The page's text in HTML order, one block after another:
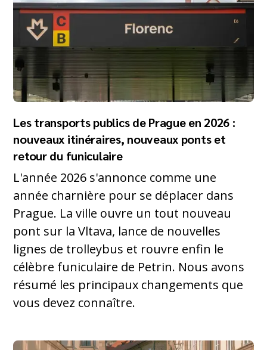
Les transports publics de Prague en 2026 :
nouveaux itinéraires, nouveaux ponts et
retour du funiculaire
L'année 2026 s'annonce comme une
année charnière pour se déplacer dans
Prague. La ville ouvre un tout nouveau
pont sur la Vltava, lance de nouvelles
lignes de trolleybus et rouvre enfin le
célèbre funiculaire de Petrin. Nous avons
résumé les principaux changements que
vous devez connaître.